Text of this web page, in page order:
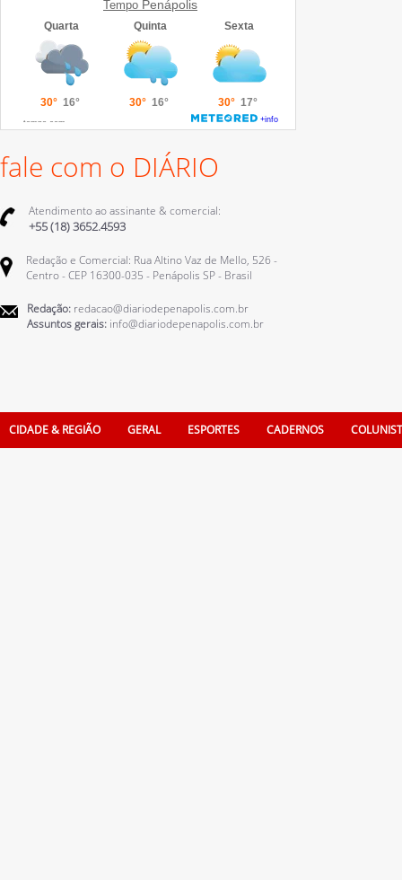
Tempo Penápolis
fale com o DIÁRIO
Atendimento ao assinante & comercial:
+55 (18) 3652.4593
Redação e Comercial: Rua Altino Vaz de Mello, 526 -
Centro - CEP 16300-035 - Penápolis SP - Brasil
Redação: redacao@diariodepenapolis.com.br
Assuntos gerais: info@diariodepenapolis.com.br
CIDADE & REGIÃO GERAL ESPORTES CADERNOS